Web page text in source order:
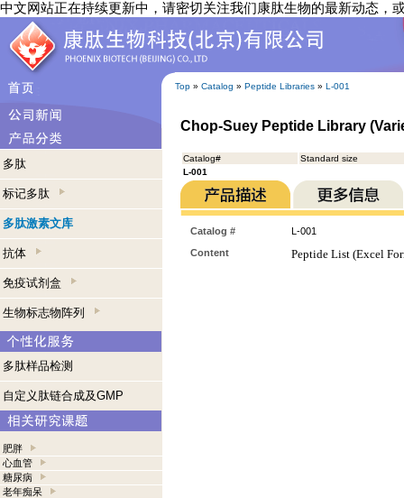
中文网站正在持续更新中，请密切关注我们康肽生物的最新动态，
Top » Catalog » Peptide Libraries » L-001
多肽
标记多肽
多肽激素文库
抗体
免疫试剂盒
生物标志物阵列
多肽样品检测
自定义肽链合成及GMP
肥胖
心血管
糖尿病
老年痴呆
Chop-Suey Peptide Library
Catalog#
Standard size
L-001
Catalog #
L-001
Content
Peptide List (Excel